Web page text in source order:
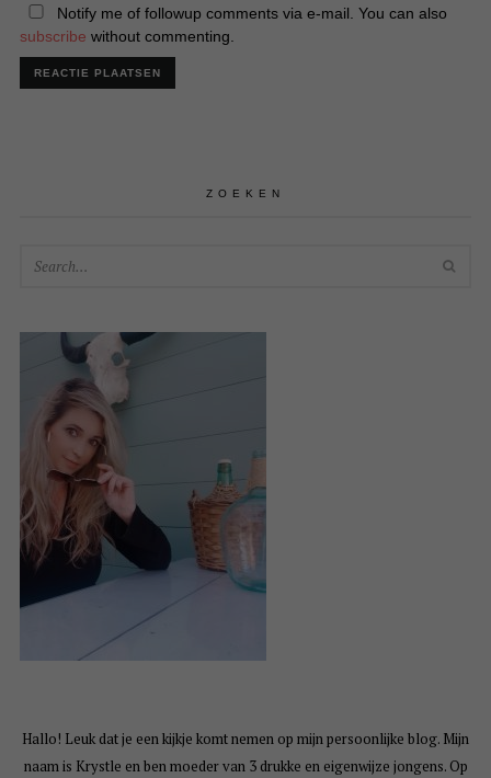
Notify me of followup comments via e-mail. You can also
subscribe without commenting.
ZOEKEN
Hallo! Leuk dat je een kijkje komt nemen op mijn persoonlijke blog. Mijn
naam is Krystle en ben moeder van 3 drukke en eigenwijze jongens. Op